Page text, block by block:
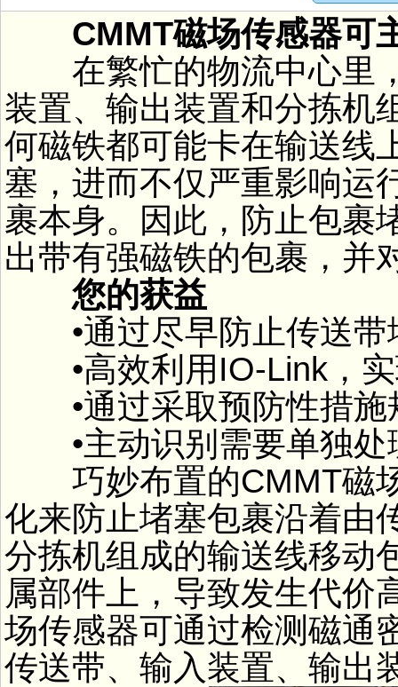
CMMT磁场传感器可
在繁忙的物流中心里，
装置、输出装置和分拣机
何磁铁都可能卡在输送线
塞，进而不仅严重影响运
裹本身。因此，防止包裹
出带有强磁铁的包裹，并
您的获益
•通过尽早防止传送带
•高效利用IO-Link，实
•通过采取预防性措施
•主动识别需要单独处
巧妙布置的CMMT磁场
化来防止堵塞包裹沿着由
分拣机组成的输送线移动
属部件上，导致发生代价
场传感器可通过检测磁通
传送带、输入装置、输出